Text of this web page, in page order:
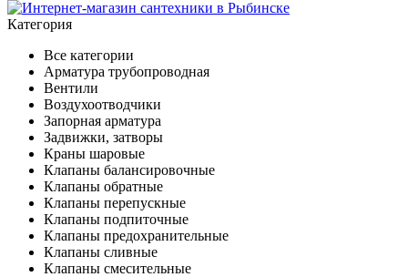
Категория
Все категории
Арматура трубопроводная
Вентили
Воздухоотводчики
Запорная арматура
Задвижки, затворы
Краны шаровые
Клапаны балансировочные
Клапаны обратные
Клапаны перепускные
Клапаны подпиточные
Клапаны предохранительные
Клапаны сливные
Клапаны смесительные